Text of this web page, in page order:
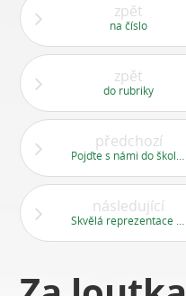
zpět
na číslo
zpět
do rubriky
předchozí
následující